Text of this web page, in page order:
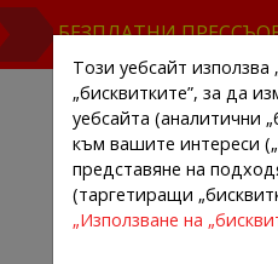
БЕЗПЛАТНИ
Този уебсайт използва
„бисквитките”, за да
уебсайта (аналитични
към вашите интереси
представяне на
(таргетиращи
„Използване на